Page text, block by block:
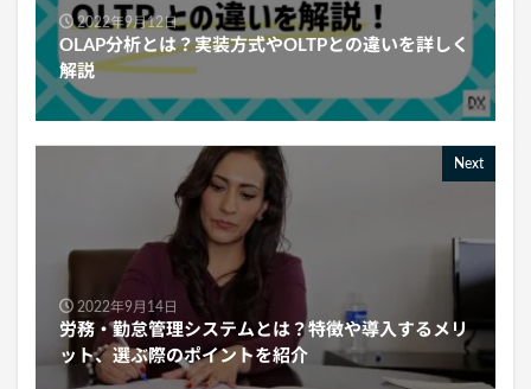
2022年9月12日
OLAP分析とは？実装方式やOLTPとの違いを詳しく
解説
Next
2022年9月14日
労務・勤怠管理システムとは？特徴や導入するメリ
ット、選ぶ際のポイントを紹介